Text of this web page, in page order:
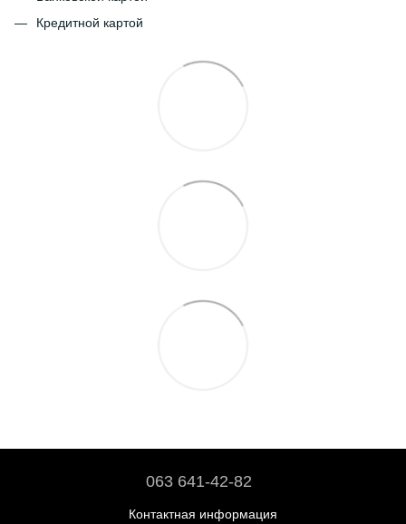
Кредитной картой
063 641-42-82
Контактная информация